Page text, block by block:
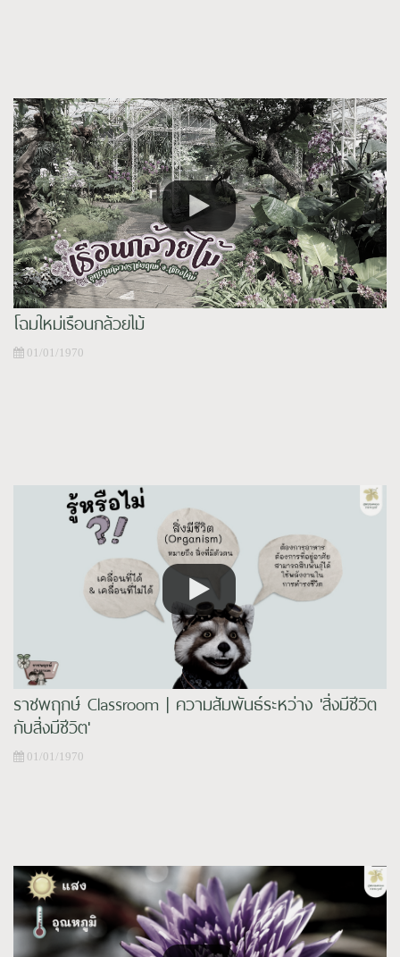
โฉมใหม่เรือนกล้วยไม้
01/01/1970
ราชพฤกษ์ Classroom | ความสัมพันธ์ระหว่าง 'สิ่งมีชีวิต
กับสิ่งมีชีวิต'
01/01/1970